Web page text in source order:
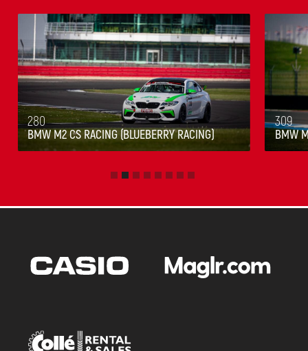
280
BMW M2 CS RACING (BLUEBERRY RACING)
309
BMW